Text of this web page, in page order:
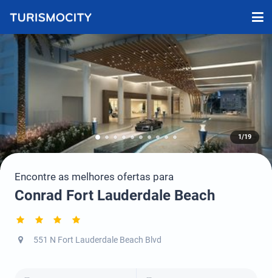
1/19
Encontre as melhores ofertas para
Conrad Fort Lauderdale Beach
551 N Fort Lauderdale Beach Blvd